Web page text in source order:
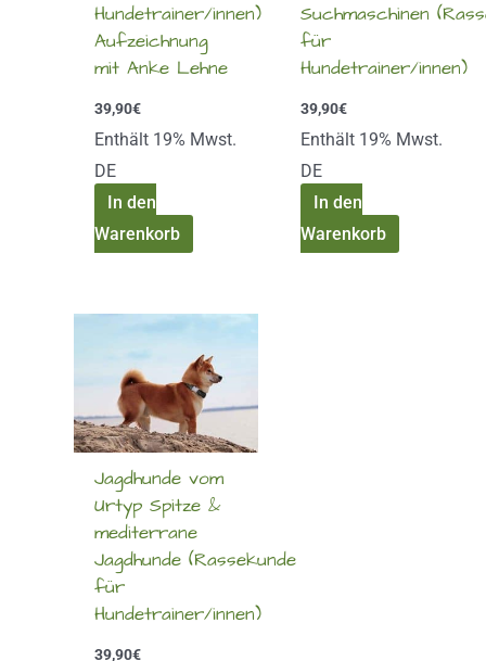
Hundetrainer/innen)
Aufzeichnung
mit Anke Lehne
39,90€
Enthält 19% Mwst.
DE
In den
Warenkorb
Suchmaschinen
für
Hundetrainer/innen)
39,90€
Enthält 19% Mwst.
DE
In den
Warenkorb
Jagdhunde vom
Urtyp Spitze &
mediterrane
Jagdhunde (Rassekunde
für
Hundetrainer/innen)
39,90€